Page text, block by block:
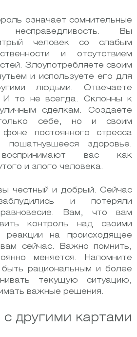
означает сомнительные
Вы
человек со слабым
и отсутствием
Злоупотребляете своим
и используете его для
людьми. Отвечаете
И то не всегда. Склонны к
сделкам. Создаете
себе, но и своим
постоянного стресса
пошатнувшееся здоровье.
вас как
и злого человека.
честный и добрый. Сейчас
и потеряли
равновесие. Вам, что вам
контроль над своими
на происходящее
сейчас. Важно помнить,
меняется. Напомните
рациональным и более
текущую ситуацию,
важные решения.
с другими картами